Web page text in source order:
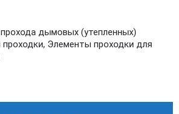
дымовых (утепленных)
, Элементы проходки для